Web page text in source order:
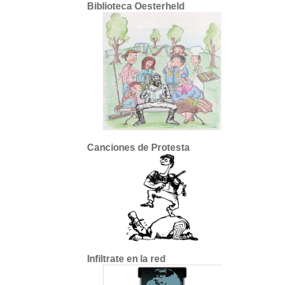
Biblioteca Oesterheld
Canciones de Protesta
Infiltrate en la red